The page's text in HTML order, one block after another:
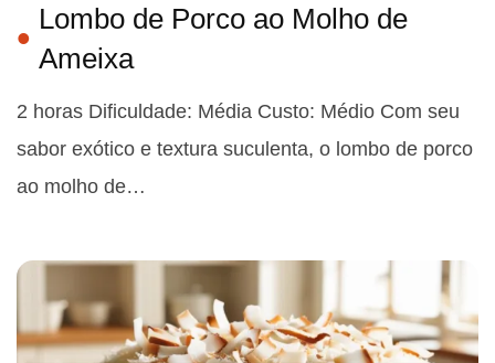
Lombo de Porco ao Molho de
Ameixa
2 horas Dificuldade: Média Custo: Médio Com seu
sabor exótico e textura suculenta, o lombo de porco
ao molho de…